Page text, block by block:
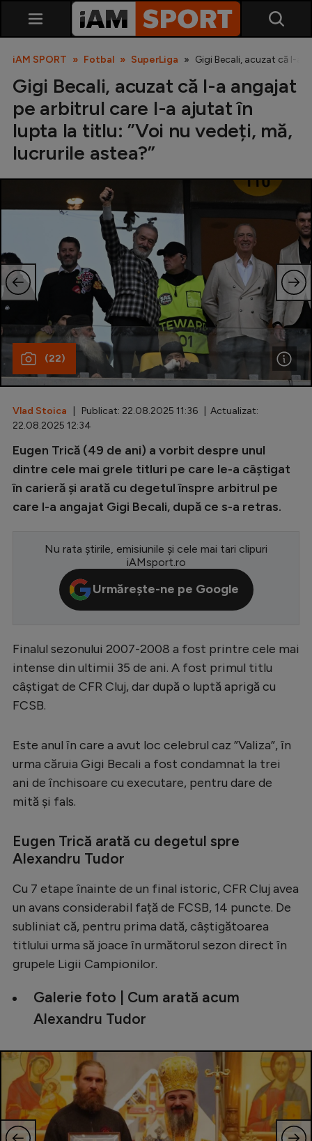
SuperLiga
Liga 2
Cupa României
Echipa Națională
U21
Fotbal feminin
Special
Diverse
Inedit
Clasamente
Champions League
Europa League
CM 2026
Premier League
Serie A
Bundesliga
Ligue 1
Starurile fotbalului
EURO 2024
Handbal
Natație
Gimnastică
Auto
Rugby
Ciclism
Alte sporturi
JO 2024
iAM SPORT Fotbal SuperLiga Gigi Becali, acuzat că l-a
Gigi Becali, acuzat că l-a angajat
pe arbitrul care l-a ajutat în
lupta la titlu: ”Voi nu vedeți, mă,
lucrurile astea?”
(22)
Vlad Stoica | Publicat: 22.08.2025 11:36 | Actualizat:
22.08.2025 12:34
Eugen Trică (49 de ani) a vorbit despre unul
dintre cele mai grele titluri pe care le-a câștigat
în carieră și arată cu degetul înspre arbitrul pe
care l-a angajat Gigi Becali, după ce s-a retras.
Nu rata știrile, emisiunile și cele mai tari clipuri
iAMsport.ro
Urmărește-ne pe Google
Finalul sezonului 2007-2008 a fost printre cele mai
intense din ultimii 35 de ani. A fost primul titlu
câștigat de CFR Cluj, dar după o luptă aprigă cu
FCSB.
Este anul în care a avut loc celebrul caz ”Valiza”, în
urma căruia Gigi Becali a fost condamnat la trei
ani de închisoare cu executare, pentru dare de
mită și fals.
Eugen Trică arată cu degetul spre
Alexandru Tudor
Cu 7 etape înainte de un final istoric, CFR Cluj avea
un avans considerabil față de FCSB, 14 puncte. De
subliniat că, pentru prima dată, câștigătoarea
titlului urma să joace în următorul sezon direct în
grupele Ligii Campionilor.
Galerie foto | Cum arată acum
Alexandru Tudor